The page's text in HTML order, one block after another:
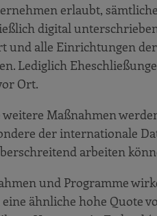
erlaubt,
digital
und alle Einrichtungen
Lediglich
Ort.
Maßnahmen
der internationale
arbeiten
und Programme
ähnliche hohe Quote